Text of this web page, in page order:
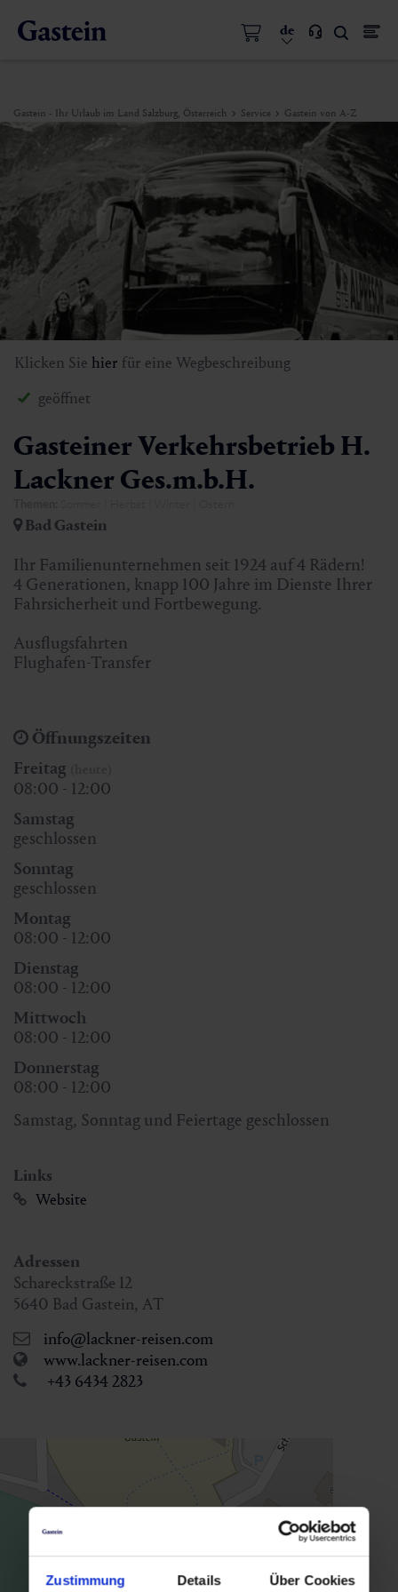
Zustimmung Details Über Cookies
de
Gastein - Ihr Urlaub im Land Salzburg, Österreich Service Gastein von A-Z
Klicken Sie hier für eine Wegbeschreibung
Gasteiner Verkehrsbetrieb H.
Lackner Ges.m.b.H.
geöffnet
Bad Gastein
Ihr Familienunternehmen seit 1924 auf 4 Rädern!
4 Generationen, knapp 100 Jahre im Dienste Ihrer
Fahrsicherheit und Fortbewegung.
Ausflugsfahrten
Flughafen-Transfer
Öffnungszeiten
Freitag
08:00 - 12:00
Samstag
geschlossen
Sonntag
geschlossen
Montag
08:00 - 12:00
Dienstag
08:00 - 12:00
Mittwoch
08:00 - 12:00
Donnerstag
08:00 - 12:00
Samstag, Sonntag und Feiertage geschlossen
Links
Website
Adressen
Schareckstraße 12
5640 Bad Gastein, AT
info@lackner-reisen.com
www.lackner-reisen.com
+43 6434 2823